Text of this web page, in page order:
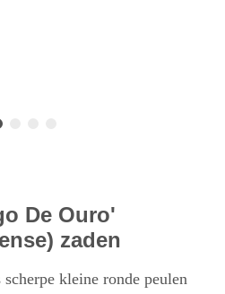
De Ouro'
zaden
kleine ronde peulen